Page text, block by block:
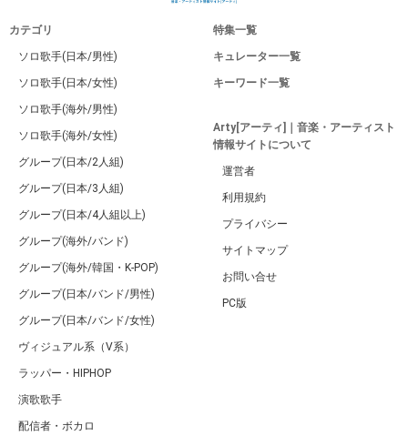
カテゴリ
ソロ歌手(日本/男性)
ソロ歌手(日本/女性)
ソロ歌手(海外/男性)
ソロ歌手(海外/女性)
グループ(日本/2人組)
グループ(日本/3人組)
グループ(日本/4人組以上)
グループ(海外/バンド)
グループ(海外/韓国・K-POP)
グループ(日本/バンド/男性)
グループ(日本/バンド/女性)
ヴィジュアル系（V系）
ラッパー・HIPHOP
演歌歌手
配信者・ボカロ
特集一覧
キュレーター一覧
キーワード一覧
Arty[アーティ]｜音楽・アーティスト
情報サイトについて
運営者
利用規約
プライバシー
サイトマップ
お問い合せ
PC版